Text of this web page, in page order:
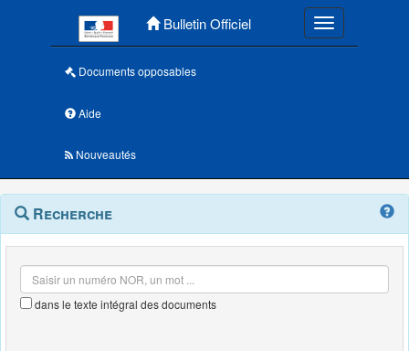
Bulletin Officiel Toggle
Documents opposables
Aide
Nouveautés
Navigation
outils
Menu
contextuel
Recherche
dans le texte intégral des documents